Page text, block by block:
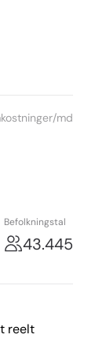
md
Befolkningstal
43.445
reelt